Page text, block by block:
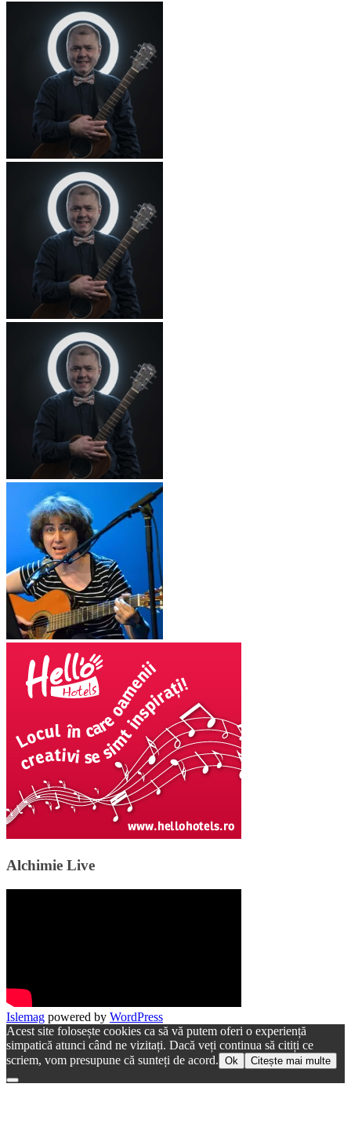
Alchimie Live
Islemag powered by WordPress
Acest site folosește cookies ca să vă putem oferi o experiență
simpatică atunci când ne vizitați. Dacă veți continua să citiți ce
scriem, vom presupune că sunteți de acord. Ok Citește mai multe